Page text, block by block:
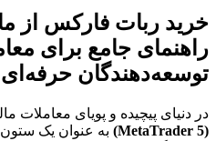
راهنمای جامع برای
توسعه‌دهندگان حرفه‌ای
در دنیای پیچیده و پویای معاملات
(MetaTrader 5)
به عنوان یک ستون